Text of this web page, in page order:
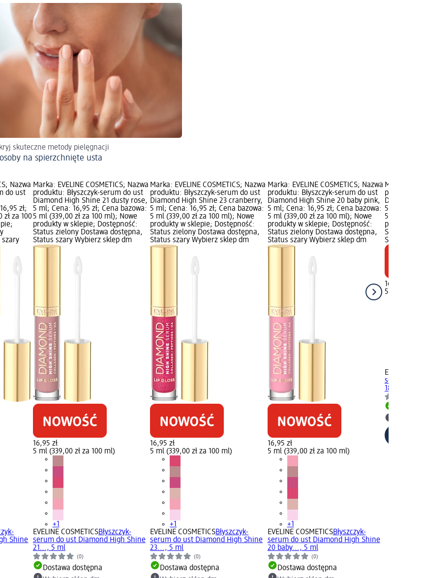
skuteczne metody pielęgnacji
na spierzchnięte usta
Nazwa
do ust
zł;
zł za 100
szary
Shine
Marka: EVELINE COSMETICS; Nazwa
produktu: Błyszczyk-serum do ust
Diamond High Shine 21 dusty rose,
5 ml; Cena: 16,95 zł; Cena bazowa:
5 ml (339,00 zł za 100 ml); Nowe
produkty w sklepie; Dostępność:
Status zielony Dostawa dostępna,
Status szary Wybierz sklep dm
16,95 zł
5 ml (339,00 zł za 100 ml)
+1
EVELINE COSMETICSBłyszczyk-
serum do ust Diamond High Shine
21..., 5 ml
(0)
Dostawa dostępna
Marka: EVELINE COSMETICS; Nazwa
produktu: Błyszczyk-serum do ust
Diamond High Shine 23 cranberry,
5 ml; Cena: 16,95 zł; Cena bazowa:
5 ml (339,00 zł za 100 ml); Nowe
produkty w sklepie; Dostępność:
Status zielony Dostawa dostępna,
Status szary Wybierz sklep dm
16,95 zł
5 ml (339,00 zł za 100 ml)
+1
EVELINE COSMETICSBłyszczyk-
serum do ust Diamond High Shine
23..., 5 ml
(0)
Dostawa dostępna
Marka: EVELINE COSMETICS; Nazwa
produktu: Błyszczyk-serum do ust
Diamond High Shine 20 baby pink,
5 ml; Cena: 16,95 zł; Cena bazowa:
5 ml (339,00 zł za 100 ml); Nowe
produkty w sklepie; Dostępność:
Status zielony Dostawa dostępna,
Status szary Wybierz sklep dm
16,95 zł
5 ml (339,00 zł za 100 ml)
+1
EVELINE COSMETICSBłyszczyk-
serum do ust Diamond High Shine
20 baby..., 5 ml
(0)
Dostawa dostępna
Marka:
produktu:
Diamond
5 ml; Cena:
5 ml
produkty w
Status
Status
16,95 zł
5 ml
EVELINE
serum do
18..., 5 ml